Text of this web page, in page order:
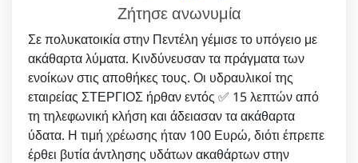
Ζήτησε ανωνυμία
Σε πολυκατοικία στην Πεντέλη γέμισε το υπόγειο με
ακάθαρτα λύματα. Κινδύνευσαν τα πράγματα των
ενοίκων στις αποθήκες τους. Οι υδραυλικοί της
εταιρείας ΣΤΕΡΓΙΟΣ ήρθαν εντός ✅ 15 λεπτών από
τη τηλεφωνική κλήση και άδειασαν τα ακάθαρτα
ύδατα. Η τιμή χρέωσης ήταν 100 Ευρώ, διότι έπρεπε
έρθει βυτία άντλησης υδάτων ακαθάρτων στην